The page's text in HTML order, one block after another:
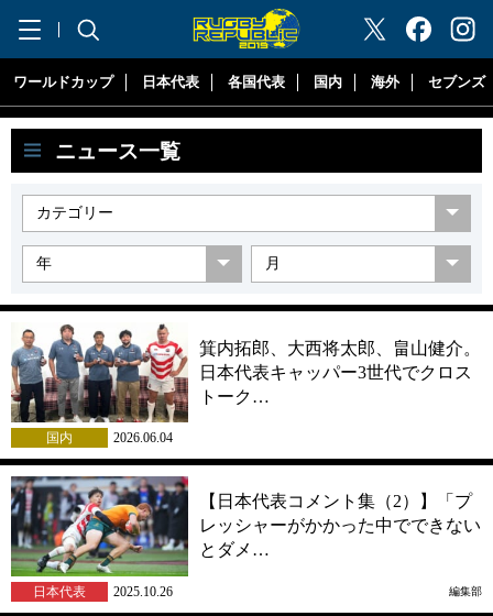
"ラグビーリパブリック"
ワールドカップ 日本代表 各国代表 国内 海外 セブンズ
ニュース一覧
箕内拓郎、大西将太郎、畠山健介。
日本代表キャッパー3世代でクロス
トーク…
国内 2026.06.04
【日本代表コメント集（2）】「プ
レッシャーがかかった中でできない
とダメ…
日本代表 2025.10.26 編集部